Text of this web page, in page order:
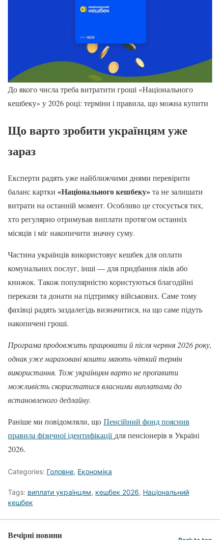
До якого числа треба витратити гроші «Національного
кешбеку» у 2026 році: терміни і правила, що можна купити
Що варто зробити українцям уже
зараз
Експерти радять уже найближчими днями перевірити
баланс картки «Національного кешбеку»та не залишати
витрати на останній момент. Особливо це стосується тих,
хто регулярно отримував виплати протягом останніх
місяців і міг накопичити значну суму.
Частина українців використовує кешбек для оплати
комунальних послуг, інші — для придбання ліків або
книжок. Також популярністю користуються благодійні
перекази та донати на підтримку військових. Саме тому
фахівці радять заздалегідь визначитися, на що саме підуть
накопичені гроші.
Програма продовжить працювати й після червня 2026 року,
однак уже нараховані кошти мають чіткий термін
використання. Тож українцям варто не проґавити
можливість скористатися власними виплатами до
встановленого дедлайну.
Раніше ми повідомляли, що Пенсійний фонд пояснив
правила фізичної ідентифікації для пенсіонерів в Україні
2026.
Categories: Головне, Економіка
Tags: виплати українцям, кешбек 2026, Національний
кешбек
Вечірні новини